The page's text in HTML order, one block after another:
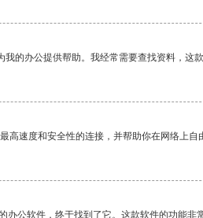
的办公提供帮助。我经常需要查找资料，这
高速度和安全性的连接，并帮助你在网络上自
办公软件，终于找到了它。这款软件的功能